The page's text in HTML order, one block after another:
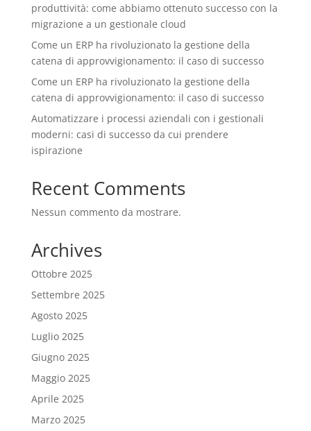
produttività: come abbiamo ottenuto successo con la
migrazione a un gestionale cloud
Come un ERP ha rivoluzionato la gestione della
catena di approvvigionamento: il caso di successo
Come un ERP ha rivoluzionato la gestione della
catena di approvvigionamento: il caso di successo
Automatizzare i processi aziendali con i gestionali
moderni: casi di successo da cui prendere
ispirazione
Recent Comments
Nessun commento da mostrare.
Archives
Ottobre 2025
Settembre 2025
Agosto 2025
Luglio 2025
Giugno 2025
Maggio 2025
Aprile 2025
Marzo 2025